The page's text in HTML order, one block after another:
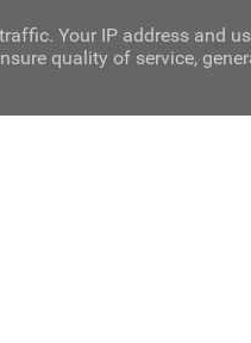
Your IP address and
quality of service,